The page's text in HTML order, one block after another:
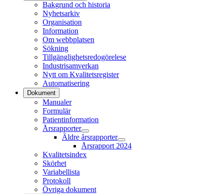
Bakgrund och historia
Nyhetsarkiv
Organisation
Information
Om webbplatsen
Sökning
Tillgänglighetsredogörelese
Industrisamverkan
Nytt om Kvalitetsregister
Automatisering
Dokument
Manualer
Formulär
Patientinformation
Årsrapporter
Äldre årsrapporter
Årsrapport 2024
Kvalitetsindex
Skörhet
Variabellista
Protokoll
Övriga dokument